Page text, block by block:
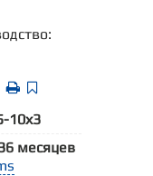
10х3
месяцев